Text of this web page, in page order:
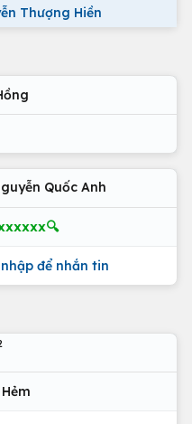
Thượng Hiền
Quốc Anh
để nhắn tin